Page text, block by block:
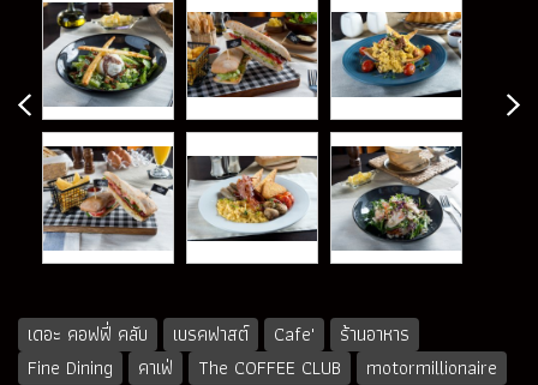
เดอะ คอฟฟี่ คลับ เบรคฟาสต์ Cafe'
ร้านอาหาร
Fine Dining
คาเฟ่ The COFFEE CLUB motormillionaire